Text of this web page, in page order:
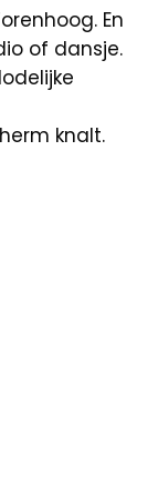
En
of dansje.
knalt.